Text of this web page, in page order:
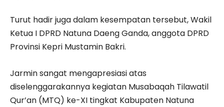
Turut hadir juga dalam kesempatan tersebut, Wakil
Ketua I DPRD Natuna Daeng Ganda, anggota DPRD
Provinsi Kepri Mustamin Bakri.
Jarmin sangat mengapresiasi atas
diselenggarakannya kegiatan Musabaqah Tilawatil
Qur’an (MTQ) ke-XI tingkat Kabupaten Natuna